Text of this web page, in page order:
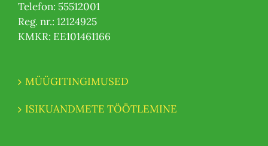
Telefon: 55512001
Reg. nr.: 12124925
KMKR: EE101461166
MÜÜGITINGIMUSED
ISIKUANDMETE TÖÖTLEMINE